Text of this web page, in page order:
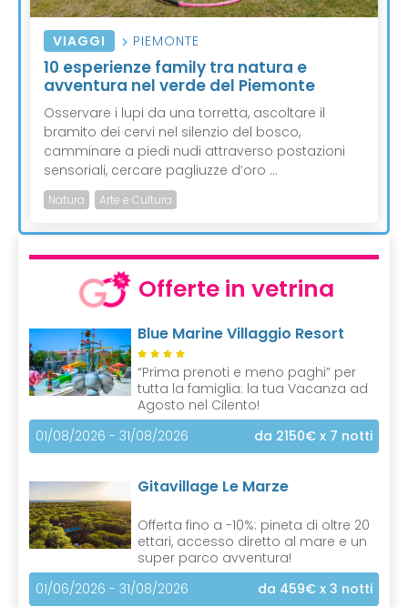
VIAGGI PIEMONTE
10 esperienze family tra natura e
avventura nel verde del Piemonte
Osservare i lupi da una torretta, ascoltare il
bramito dei cervi nel silenzio del bosco,
camminare a piedi nudi attraverso postazioni
sensoriali, cercare pagliuzze d’oro ...
Natura Arte e Cultura
Offerte in vetrina
Blue Marine Villaggio Resort
“Prima prenoti e meno paghi” per
tutta la famiglia: la tua Vacanza ad
Agosto nel Cilento!
01/08/2026 - 31/08/2026
da 2150€ x 7 notti
Gitavillage Le Marze
Offerta fino a -10%: pineta di oltre 20
ettari, accesso diretto al mare e un
super parco avventura!
01/06/2026 - 31/08/2026
da 459€ x 3 notti